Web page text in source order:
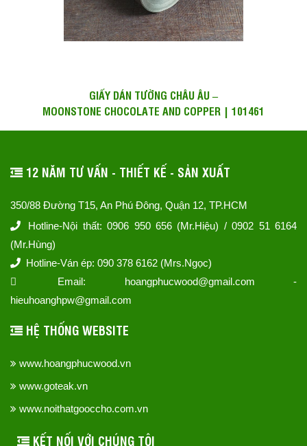
GIẤY DÁN TƯỜNG CHÂU ÂU –
MOONSTONE CHOCOLATE AND COPPER | 101461
12 NĂM TƯ VẤN - THIẾT KẾ - SẢN XUẤT
350/88 Đường T15, An Phú Đông, Quận 12, TP.HCM
Hotline-Nội thất: 0906 950 656 (Mr.Hiệu) / 0902 51 6164
(Mr.Hùng)
Hotline-Ván ép: 090 378 6162 (Mrs.Ngọc)
Email: hoangphucwood@gmail.com -
hieuhoanghpw@gmail.com
HỆ THỐNG WEBSITE
www.hoangphucwood.vn
www.goteak.vn
www.noithatgooccho.com.vn
KẾT NỐI VỚI CHÚNG TÔI